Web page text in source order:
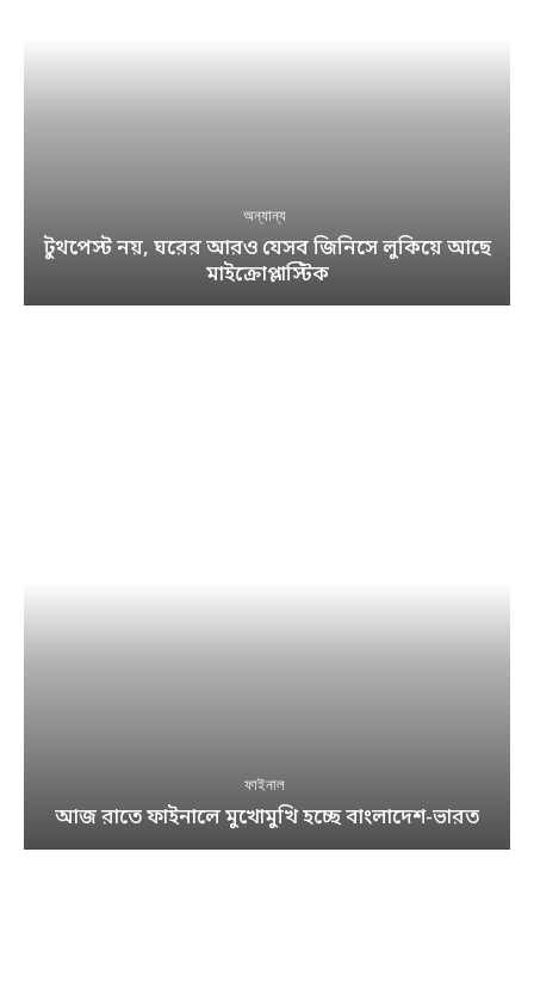
অন্যান্য
টুথপেস্ট নয়, ঘরের আরও যেসব জিনিসে লুকিয়ে আছে
মাইক্রোপ্লাস্টিক
ফাইনাল
আজ রাতে ফাইনালে মুখোমুখি হচ্ছে বাংলাদেশ-ভারত